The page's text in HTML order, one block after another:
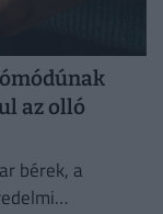
az olló
bérek, a